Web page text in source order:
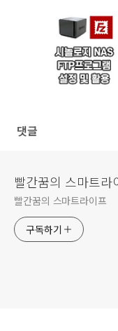
댓글
빨간꿈의 스마트라
빨간꿈의 스마트라이프
구독하기